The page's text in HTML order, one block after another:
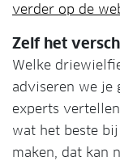
verder op de
Zelf het
Welke
adviseren we je
experts
wat het beste
maken, dat kan